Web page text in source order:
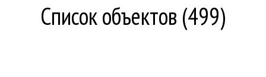
Список объектов (499)